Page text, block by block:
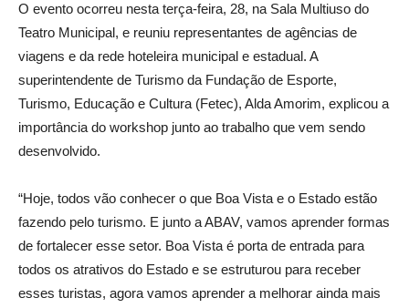
O evento ocorreu nesta terça-feira, 28, na Sala Multiuso do
Teatro Municipal, e reuniu representantes de agências de
viagens e da rede hoteleira municipal e estadual. A
superintendente de Turismo da Fundação de Esporte,
Turismo, Educação e Cultura (Fetec), Alda Amorim, explicou a
importância do workshop junto ao trabalho que vem sendo
desenvolvido.
“Hoje, todos vão conhecer o que Boa Vista e o Estado estão
fazendo pelo turismo. E junto a ABAV, vamos aprender formas
de fortalecer esse setor. Boa Vista é porta de entrada para
todos os atrativos do Estado e se estruturou para receber
esses turistas, agora vamos aprender a melhorar ainda mais